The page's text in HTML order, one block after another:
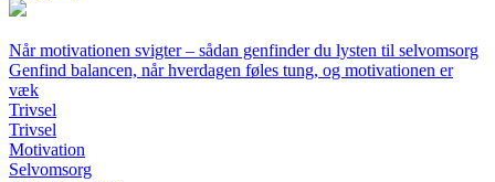
Når motivationen svigter – sådan genfinder du lysten til selvomsorg
Genfind balancen, når hverdagen føles tung, og motivationen er
væk
Trivsel
Trivsel
Motivation
Selvomsorg